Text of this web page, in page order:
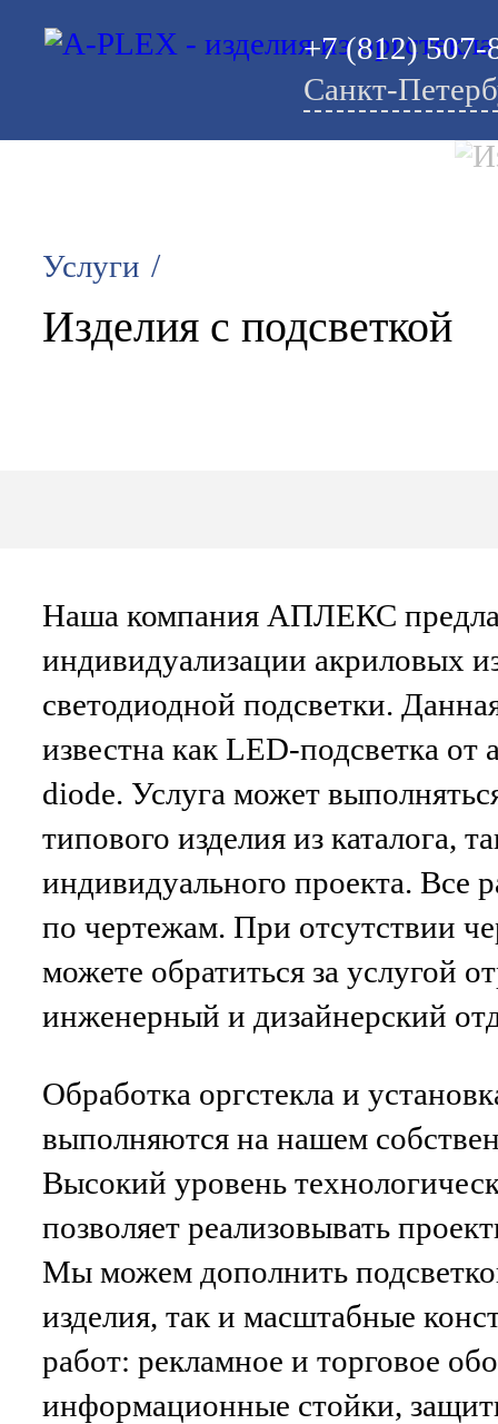
+7 (812) 507-
Санкт-
Услуги /
Изделия с подсветкой
Наша компания АПЛЕКС
индивидуализации акриловых
светодиодной подсветки.
известна как LED-подсветка
diode. Услуга может
типового изделия из каталога,
индивидуального проекта. Все
по чертежам. При отсутствии
можете обратиться за услугой
инженерный и дизайнерский
Обработка оргстекла и
выполняются на нашем
Высокий уровень
позволяет реализовывать
Мы можем дополнить
изделия, так и масштабные
работ: рекламное и торговое
информационные стойки,